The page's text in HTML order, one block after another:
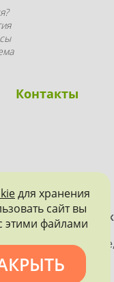
Контакты
ПРАВИТЕЛЬСТВА
на
правообладателя и
информации.
для хранения
сайт вы
этими файлами